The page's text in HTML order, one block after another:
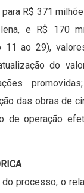
R$ 371
e R$ 170
11 ao 29),
do
das obras de
de operação
processo, o